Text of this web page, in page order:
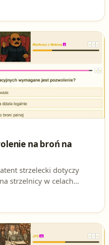
na broń na
strzelecki dotyczy
strzelnicy w celach